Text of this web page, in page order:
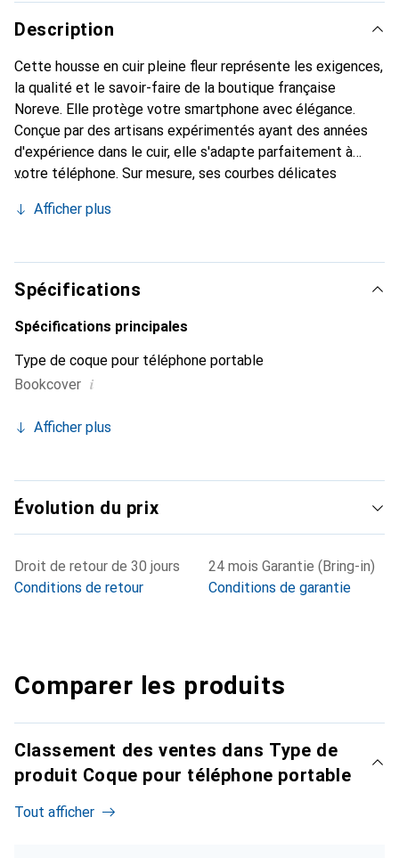
Description
Cette housse en cuir pleine fleur représente les exigences,
la qualité et le savoir-faire de la boutique française
Noreve. Elle protège votre smartphone avec élégance.
Conçue par des artisans expérimentés ayant des années
d'expérience dans le cuir, elle s'adapte parfaitement à
votre téléphone. Sur mesure, ses courbes délicates
l'accessoire chic et indispensable pour votre smartphone.
qualité, la marque Noreve est un choix fiable pour une
clientèle exigeante.
Afficher plus
Spécifications
Spécifications principales
Type de coque pour téléphone portable
Bookcover i
Afficher plus
Évolution du prix
Droit de retour de 30 jours
Conditions de retour
24 mois Garantie (Bring-in)
Conditions de garantie
Comparer les produits
Classement des ventes dans Type de
produit Coque pour téléphone portable
Tout afficher